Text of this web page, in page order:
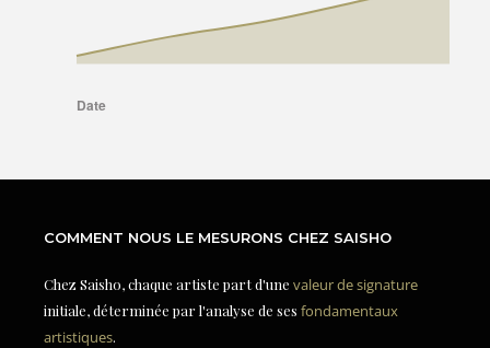
COMMENT NOUS LE MESURONS CHEZ SAISHO
Chez Saisho, chaque artiste part d'une valeur de signature
initiale, déterminée par l'analyse de ses fondamentaux
artistiques.